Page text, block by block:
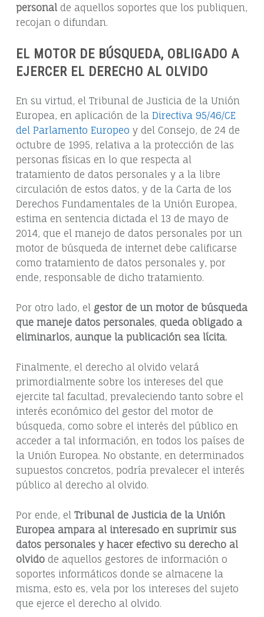
personalde aquellos soportes que los publiquen,
recojan o difundan.
EL MOTOR DE BÚSQUEDA, OBLIGADO A
EJERCER EL DERECHO AL OLVIDO
En su virtud, el Tribunal de Justicia de la Unión
Europea, en aplicación de la Directiva 95/46/CE
del Parlamento Europeo y del Consejo, de 24 de
octubre de 1995, relativa a la protección de las
personas físicas en lo que respecta al
tratamiento de datos personales y a la libre
circulación de estos datos, y de la Carta de los
Derechos Fundamentales de la Unión Europea,
estima en sentencia dictada el 13 de mayo de
2014, que el manejo de datos personales por un
motor de búsqueda de internet debe calificarse
como tratamiento de datos personales y, por
ende, responsable de dicho tratamiento.
Por otro lado, el gestor de un motor de búsqueda
que maneje datos personales, queda obligado a
eliminarlos, aunque la publicación sea lícita.
Finalmente, el derecho al olvido velará
primordialmente sobre los intereses del que
ejercite tal facultad, prevaleciendo tanto sobre el
interés económico del gestor del motor de
búsqueda, como sobre el interés del público en
acceder a tal información, en todos los países de
la Unión Europea. No obstante, en determinados
supuestos concretos, podría prevalecer el interés
público al derecho al olvido.
Por ende, el Tribunal de Justicia de la Unión
Europea ampara al interesado en suprimir sus
datos personales y hacer efectivo su derecho al
olvidode aquellos gestores de información o
soportes informáticos donde se almacene la
misma, esto es, vela por los intereses del sujeto
que ejerce el derecho al olvido.